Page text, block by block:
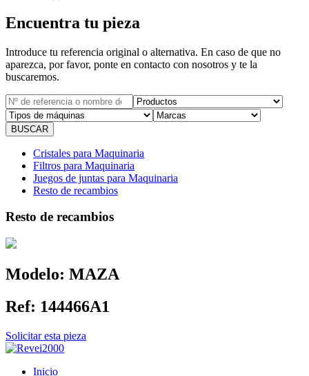
Encuentra tu pieza
Introduce tu referencia original o alternativa. En caso de que no
aparezca, por favor, ponte en contacto con nosotros y te la
buscaremos.
Cristales para Maquinaria
Filtros para Maquinaria
Juegos de juntas para Maquinaria
Resto de recambios
Resto de recambios
Modelo: MAZA
Ref: 144466A1
Solicitar esta pieza
Inicio